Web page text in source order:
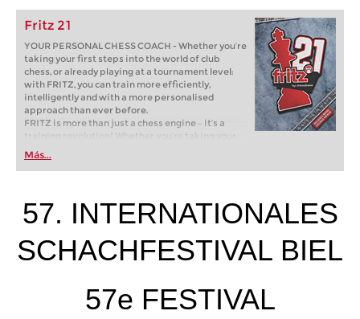
Fritz 21
YOUR PERSONAL CHESS COACH - Whether you’re
taking your first steps into the world of club
chess, or already playing at a tournament level:
with FRITZ, you can train more efficiently,
intelligently and with a more personalised
approach than ever before.
FRITZ is more than just a chess engine – it’s a
training revolution! Whether you’re taking your
first steps into the world of club chess, or already
playing at a tournament level: with FRITZ, you can
train more efficiently, intelligently and with a
Más...
57. INTERNATIONALES
SCHACHFESTIVAL BIEL
57e FESTIVAL